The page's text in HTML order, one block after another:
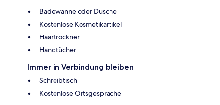
Badewanne oder Dusche
Kostenlose Kosmetikartikel
Haartrockner
Handtücher
Immer in Verbindung bleiben
Schreibtisch
Kostenlose Ortsgespräche